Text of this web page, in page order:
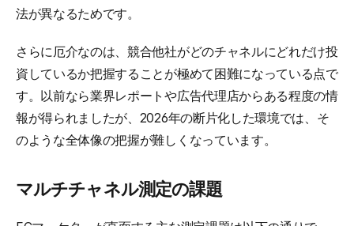
法が異なるためです。
さらに厄介なのは、競合他社がどのチャネルにどれだけ投
資しているか把握することが極めて困難になっている点で
す。以前なら業界レポートや広告代理店からある程度の情
報が得られましたが、2026年の断片化した環境では、そ
のような全体像の把握が難しくなっています。
マルチチャネル測定の課題